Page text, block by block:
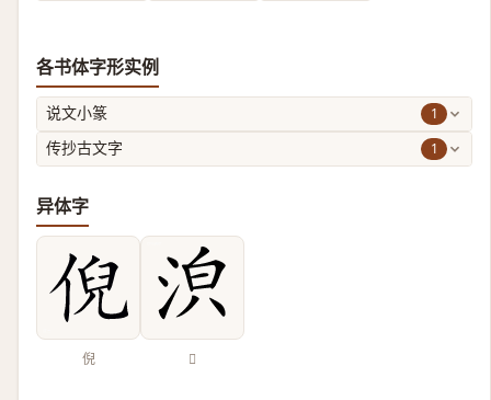
各书体字形实例
说文小篆 1
传抄古文字 1
异体字
倪 𣴼